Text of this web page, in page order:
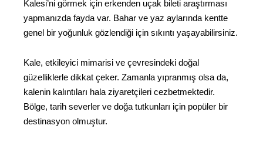
Kalesi’ni görmek için erkenden uçak bileti araştırması
yapmanızda fayda var. Bahar ve yaz aylarında kentte
genel bir yoğunluk gözlendiği için sıkıntı yaşayabilirsiniz.
Kale, etkileyici mimarisi ve çevresindeki doğal
güzelliklerle dikkat çeker. Zamanla yıpranmış olsa da,
kalenin kalıntıları hala ziyaretçileri cezbetmektedir.
Bölge, tarih severler ve doğa tutkunları için popüler bir
destinasyon olmuştur.